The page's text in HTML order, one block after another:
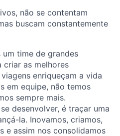
não se contentam
buscam constantemente
um time de grandes
criar as melhores
enriqueçam a vida
em equipe, não temos
sempre mais.
desenvolver, é traçar uma
la. Inovamos, criamos,
e assim nos consolidamos